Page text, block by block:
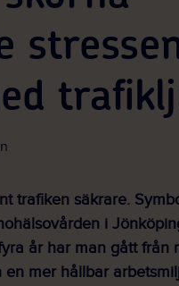
trafiken säkrare.
i
år har man gått från
mer hållbar